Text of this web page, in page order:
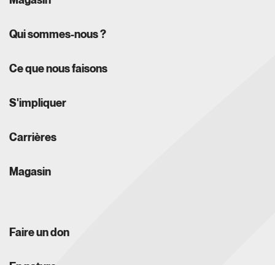
Qui sommes-nous ?
Ce que nous faisons
S'impliquer
Carrières
Magasin
Faire un don